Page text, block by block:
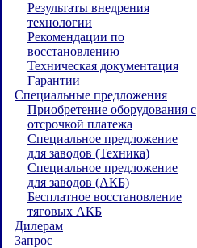
Результаты внедрения
технологии
Рекомендации по
восстановлению
Техническая документация
Гарантии
Специальные предложения
Приобретение оборудования с
отсрочкой платежа
Специальное предложение
для заводов (Техника)
Специальное предложение
для заводов (АКБ)
Бесплатное восстановление
тяговых АКБ
Дилерам
Запрос